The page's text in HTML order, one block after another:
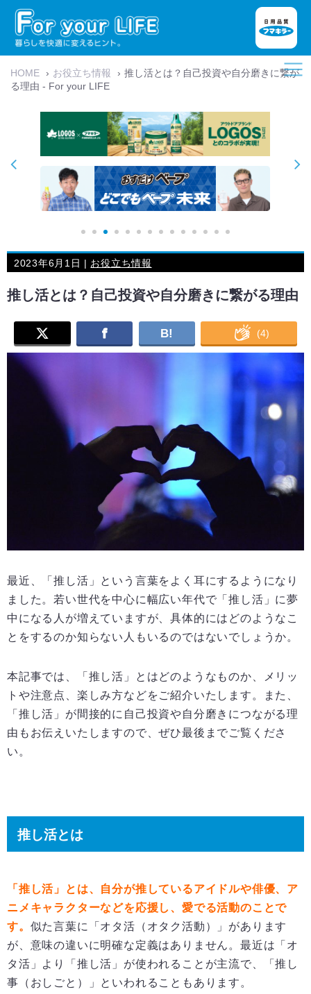
HOME › お役立ち情報 › 推し活とは？自己投資や自分磨きに繋が
る理由 - For your LIFE
2023年6月1日 | お役立ち情報
推し活とは？自己投資や自分磨きに繋がる理由
B! (4)
最近、「推し活」という言葉をよく耳にするようになり
ました。若い世代を中心に幅広い年代で「推し活」に夢
中になる人が増えていますが、具体的にはどのようなこ
とをするのか知らない人もいるのではないでしょうか。
本記事では、「推し活」とはどのようなものか、メリッ
トや注意点、楽しみ方などをご紹介いたします。また、
「推し活」が間接的に自己投資や自分磨きにつながる理
由もお伝えいたしますので、ぜひ最後までご覧くださ
い。
推し活とは
「推し活」とは、自分が推しているアイドルや俳優、ア
ニメキャラクターなどを応援し、愛でる活動のことで
す。 似た言葉に「オタ活（オタク活動）」があります
が、意味の違いに明確な定義はありません。最近は「オ
タ活」より「推し活」が使われることが主流で、「推し
事（おしごと）」といわれることもあります。